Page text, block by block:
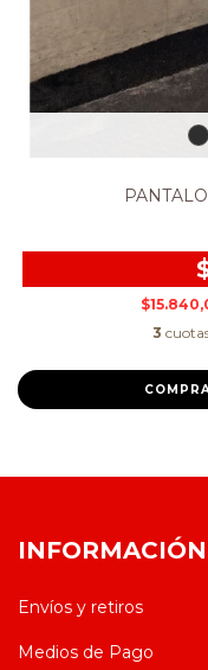
3
INFORMACIÓN
Envíos y retiros
Medios de Pago